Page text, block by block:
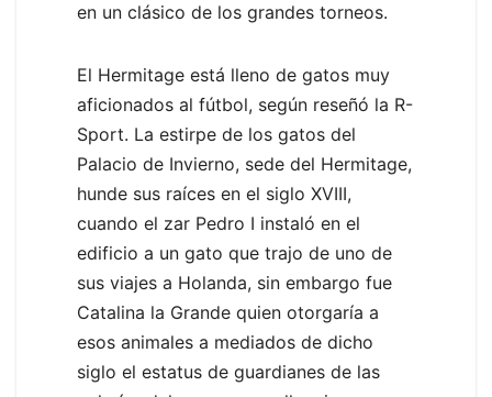
en un clásico de los grandes torneos.
El Hermitage está lleno de gatos muy
aficionados al fútbol, según reseñó la R-
Sport. La estirpe de los gatos del
Palacio de Invierno, sede del Hermitage,
hunde sus raíces en el siglo XVIII,
cuando el zar Pedro I instaló en el
edificio a un gato que trajo de uno de
sus viajes a Holanda, sin embargo fue
Catalina la Grande quien otorgaría a
esos animales a mediados de dicho
siglo el estatus de guardianes de las